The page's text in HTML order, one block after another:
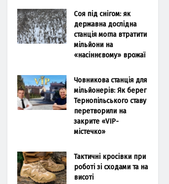
Соя під снігом: як
державна дослідна
станція могла втратити
мільйони на
«насіннєвому» врожаї
Човникова станція для
мільйонерів: Як берег
Тернопільського ставу
перетворили на
закрите «VIP-
містечко»
Тактичні кросівки при
роботі зі сходами та на
висоті